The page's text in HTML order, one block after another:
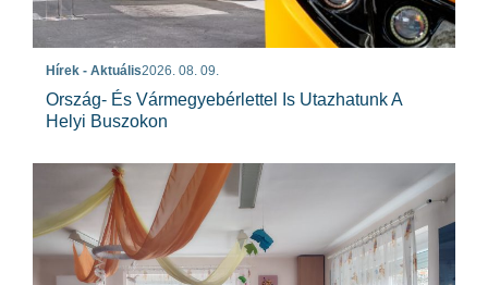
Hírek - Aktuális2026. 08. 09.
Ország- És Vármegyebérlettel Is Utazhatunk A
Helyi Buszokon